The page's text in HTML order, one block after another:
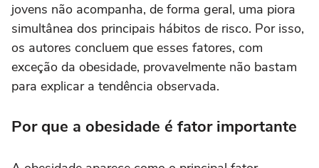
jovens não acompanha, de forma geral, uma piora
simultânea dos principais hábitos de risco. Por isso,
os autores concluem que esses fatores, com
exceção da obesidade, provavelmente não bastam
para explicar a tendência observada.
Por que a obesidade é fator importante